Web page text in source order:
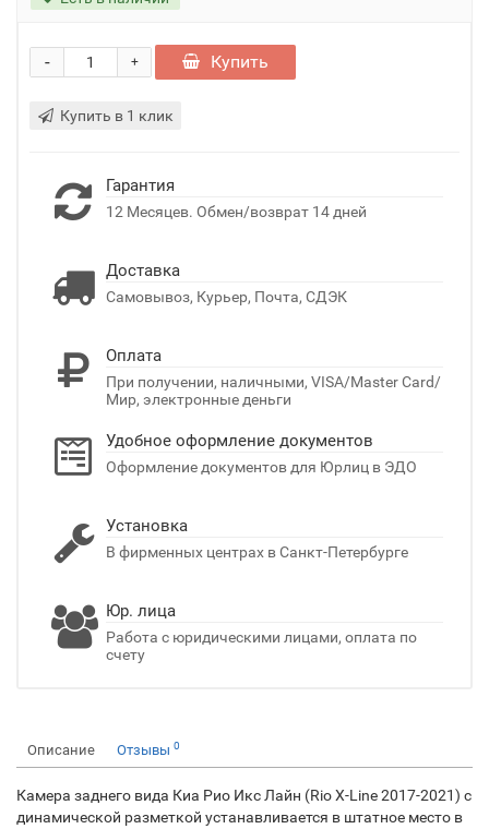
+
- Купить
Купить в 1 клик
Гарантия
12 Месяцев. Обмен/возврат 14 дней
Доставка
Самовывоз, Курьер, Почта, СДЭК
Оплата
При получении, наличными, VISA/Master Card/
Мир, электронные деньги
Удобное оформление документов
Оформление документов для Юрлиц в ЭДО
Установка
В фирменных центрах в Санкт-Петербурге
Юр. лица
Работа с юридическими лицами, оплата по
счету
Описание Отзывы 0
Камера заднего вида Киа Рио Икс Лайн (Rio X-Line 2017-2021) с
динамической разметкой устанавливается в штатное место в